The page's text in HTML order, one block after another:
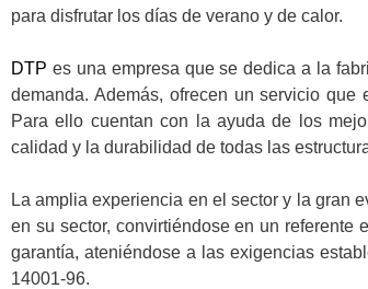
para disfrutar los días de verano y de calor.
DTP es una empresa que se dedica a la
demanda. Además, ofrecen un servicio
Para ello cuentan con la ayuda de los
calidad y la durabilidad de todas las
La amplia experiencia en el sector y la gran
en su sector, convirtiéndose en un
garantía, ateniéndose a las exigencias
14001-96.